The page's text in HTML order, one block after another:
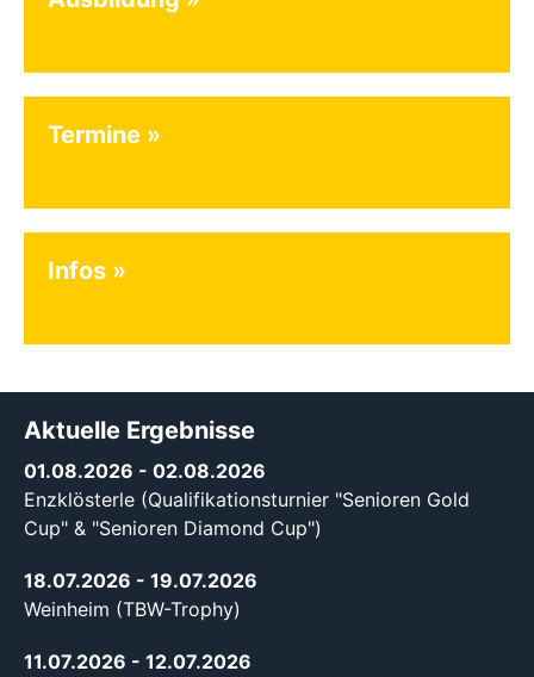
Termine
Infos
Aktuelle Ergebnisse
01.08.2026 - 02.08.2026
Enzklösterle (Qualifikationsturnier "Senioren Gold
Cup" & "Senioren Diamond Cup")
18.07.2026 - 19.07.2026
Weinheim (TBW-Trophy)
11.07.2026 - 12.07.2026